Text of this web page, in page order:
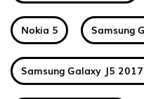
Nokia 5 Samsung
Samsung Galaxy J5